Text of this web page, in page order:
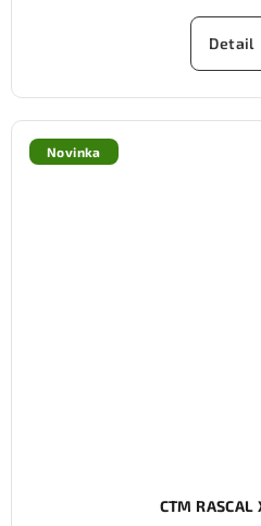
Detail
Novinka
CTM